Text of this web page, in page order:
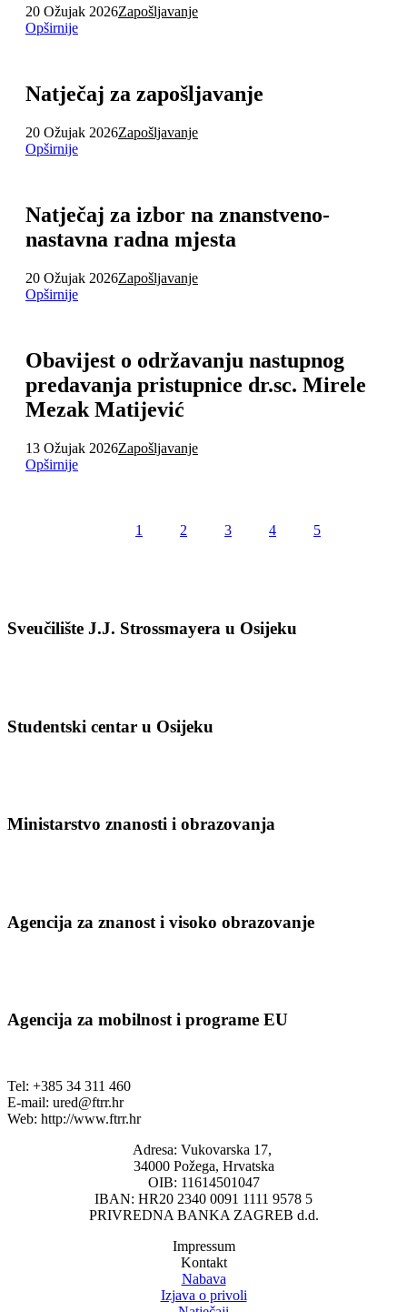
20 Ožujak 2026Zapošljavanje
Opširnije
Natječaj za zapošljavanje
20 Ožujak 2026Zapošljavanje
Opširnije
Natječaj za izbor na znanstveno-
nastavna radna mjesta
20 Ožujak 2026Zapošljavanje
Opširnije
Obavijest o održavanju nastupnog
predavanja pristupnice dr.sc. Mirele
Mezak Matijević
13 Ožujak 2026Zapošljavanje
Opširnije
1 2 3 4 5
Sveučilište J.J. Strossmayera u Osijeku
Studentski centar u Osijeku
Ministarstvo znanosti i obrazovanja
Agencija za znanost i visoko obrazovanje
Agencija za mobilnost i programe EU
Tel: +385 34 311 460
E-mail: ured@ftrr.hr
Web: http://www.ftrr.hr
Adresa: Vukovarska 17,
34000 Požega, Hrvatska
OIB: 11614501047
IBAN: HR20 2340 0091 1111 9578 5
PRIVREDNA BANKA ZAGREB d.d.
Impressum
Kontakt
Nabava
Izjava o privoli